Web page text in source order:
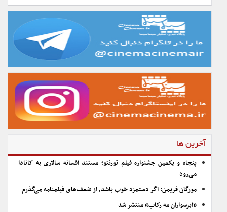
آخرین ها
پنجاه و یکمین جشنواره فیلم تورنتو؛ مستند افسانه سالاری به کانادا
می‌رود
مورگان فریمن: اگر دستمزد خوب باشد، از ضعف‌های فیلمنامه می‌گذرم
«ابرسواران مه رکاب» منتشر شد